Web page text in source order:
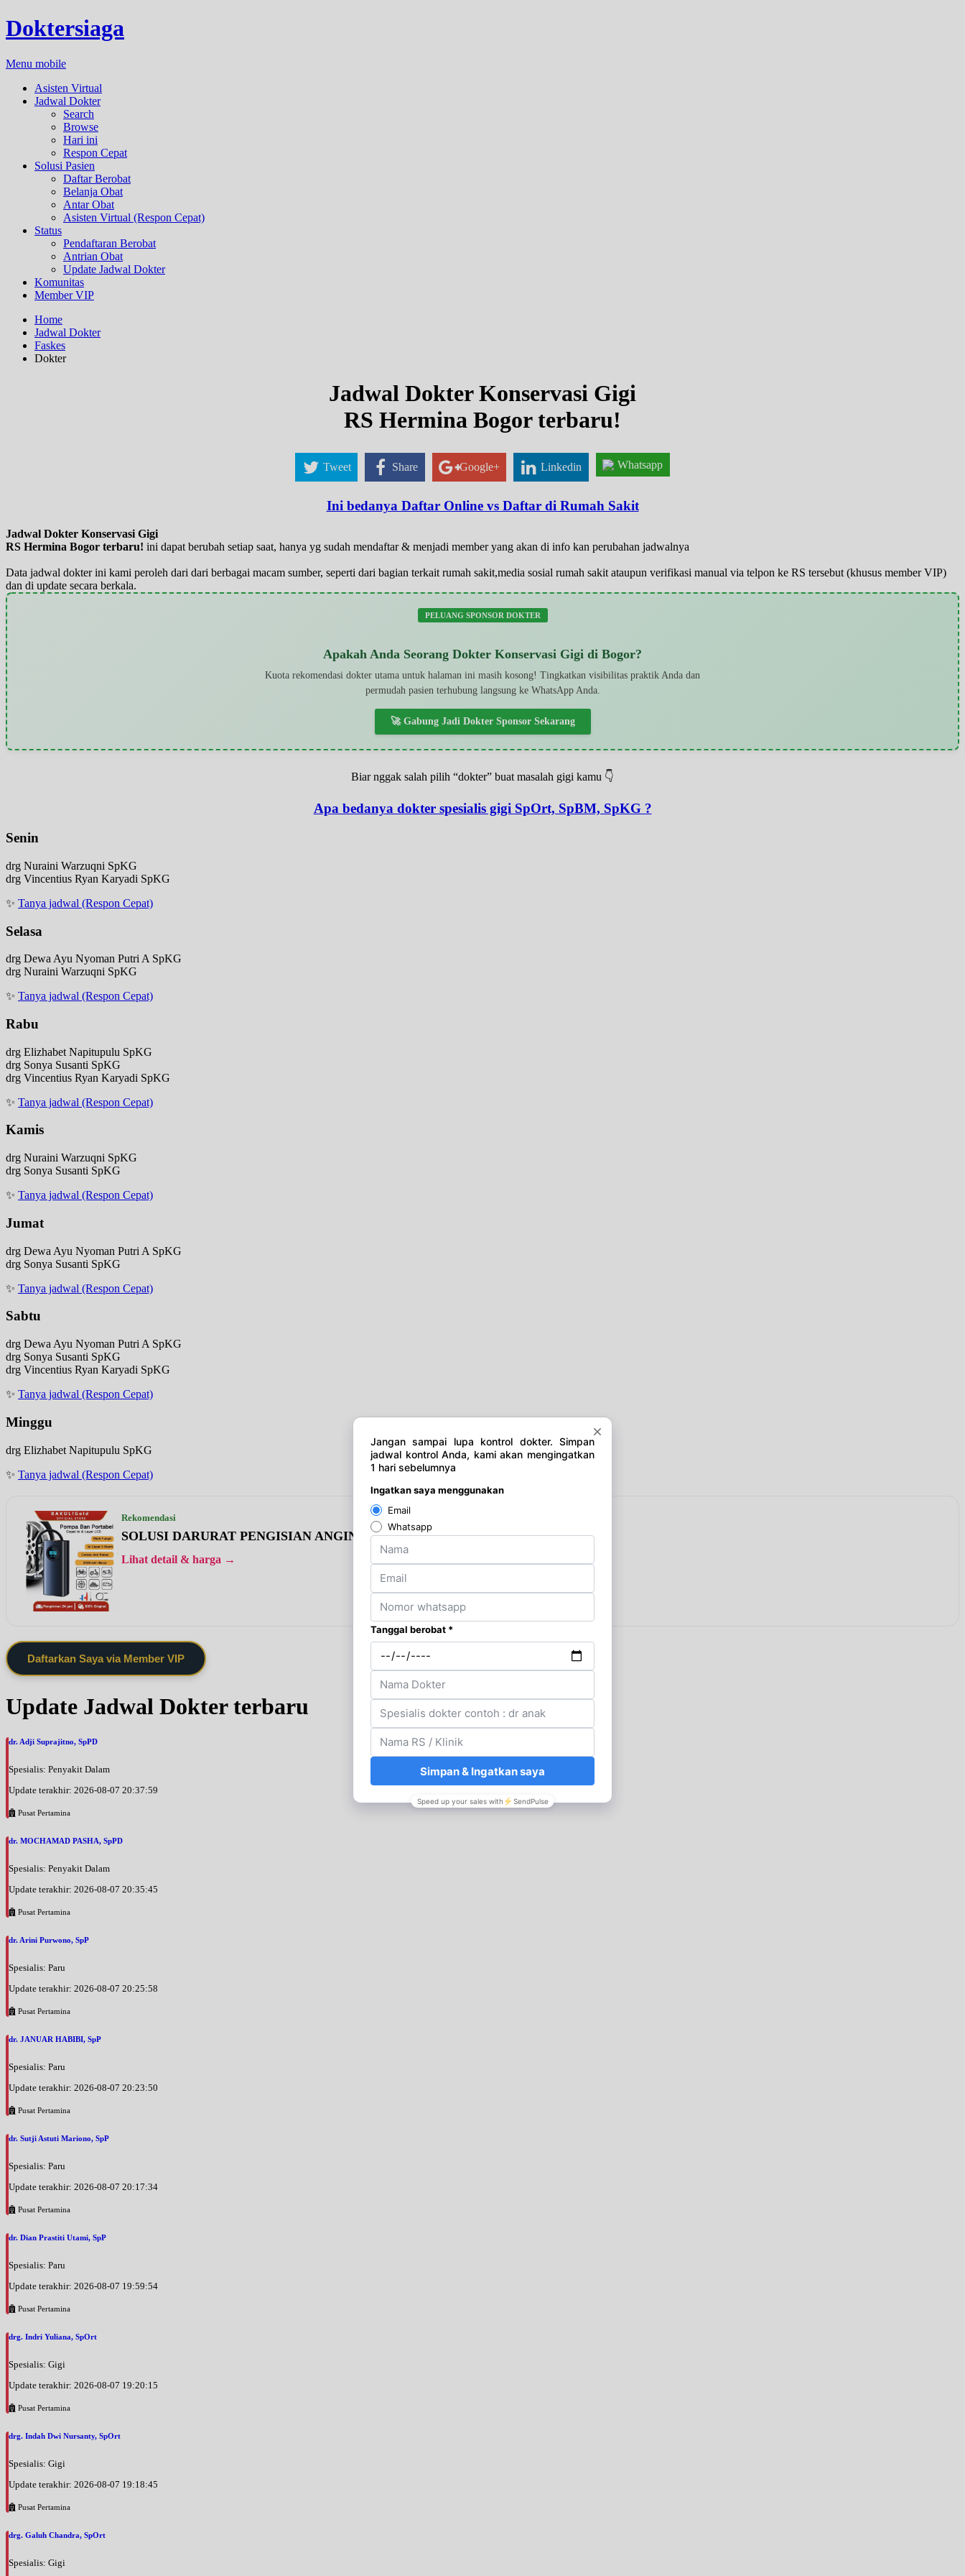
Doktersiaga
Menu mobile
Asisten Virtual
Jadwal Dokter
Search
Browse
Hari ini
Respon Cepat
Solusi Pasien
Daftar Berobat
Belanja Obat
Antar Obat
Asisten Virtual (Respon Cepat)
Status
Pendaftaran Berobat
Antrian Obat
Update Jadwal Dokter
Komunitas
Member VIP
Home
Jadwal Dokter
Faskes
Dokter
Jadwal Dokter Konservasi Gigi
RS Hermina Bogor terbaru!
Tweet Share Google+ Linkedin Whatsapp
Ini bedanya Daftar Online vs Daftar di Rumah Sakit
Jadwal Dokter Konservasi Gigi
RS Hermina Bogor terbaru! ini dapat berubah setiap saat, hanya yg sudah mendaftar & menjadi member yang akan di info kan perubahan jadwalnya
Data jadwal dokter ini kami peroleh dari dari berbagai macam sumber, seperti dari bagian terkait rumah sakit,media sosial rumah sakit ataupun verifikasi manual via telpon ke RS tersebut (khusus member VIP)
dan di update secara berkala.
PELUANG SPONSOR DOKTER
Apakah Anda Seorang Dokter Konservasi Gigi di Bogor?
Kuota rekomendasi dokter utama untuk halaman ini masih kosong! Tingkatkan visibilitas praktik Anda dan
permudah pasien terhubung langsung ke WhatsApp Anda.
🚀 Gabung Jadi Dokter Sponsor Sekarang
Biar nggak salah pilih “dokter” buat masalah gigi kamu 👇
Apa bedanya dokter spesialis gigi SpOrt, SpBM, SpKG ?
Senin
drg Nuraini Warzuqni SpKG
drg Vincentius Ryan Karyadi SpKG
✨ Tanya jadwal (Respon Cepat)
Selasa
drg Dewa Ayu Nyoman Putri A SpKG
drg Nuraini Warzuqni SpKG
✨ Tanya jadwal (Respon Cepat)
Rabu
drg Elizhabet Napitupulu SpKG
drg Sonya Susanti SpKG
drg Vincentius Ryan Karyadi SpKG
✨ Tanya jadwal (Respon Cepat)
Kamis
drg Nuraini Warzuqni SpKG
drg Sonya Susanti SpKG
✨ Tanya jadwal (Respon Cepat)
Jumat
drg Dewa Ayu Nyoman Putri A SpKG
drg Sonya Susanti SpKG
✨ Tanya jadwal (Respon Cepat)
Sabtu
drg Dewa Ayu Nyoman Putri A SpKG
drg Sonya Susanti SpKG
drg Vincentius Ryan Karyadi SpKG
✨ Tanya jadwal (Respon Cepat)
Minggu
drg Elizhabet Napitupulu SpKG
✨ Tanya jadwal (Respon Cepat)
Rekomendasi
SOLUSI DARURAT PENGISIAN ANGIN DI JALAN!
Lihat detail & harga →
Daftarkan Saya via Member VIP
Update Jadwal Dokter terbaru
dr. Adji Suprajitno, SpPD
Spesialis: Penyakit Dalam
Update terakhir: 2026-08-07 20:37:59
Pusat Pertamina
dr. MOCHAMAD PASHA, SpPD
Spesialis: Penyakit Dalam
Update terakhir: 2026-08-07 20:35:45
Pusat Pertamina
dr. Arini Purwono, SpP
Spesialis: Paru
Update terakhir: 2026-08-07 20:25:58
Pusat Pertamina
dr. JANUAR HABIBI, SpP
Spesialis: Paru
Update terakhir: 2026-08-07 20:23:50
Pusat Pertamina
dr. Sutji Astuti Mariono, SpP
Spesialis: Paru
Update terakhir: 2026-08-07 20:17:34
Pusat Pertamina
dr. Dian Prastiti Utami, SpP
Spesialis: Paru
Update terakhir: 2026-08-07 19:59:54
Pusat Pertamina
drg. Indri Yuliana, SpOrt
Spesialis: Gigi
Update terakhir: 2026-08-07 19:20:15
Pusat Pertamina
drg. Indah Dwi Nursanty, SpOrt
Spesialis: Gigi
Update terakhir: 2026-08-07 19:18:45
Pusat Pertamina
drg. Galuh Chandra, SpOrt
Spesialis: Gigi